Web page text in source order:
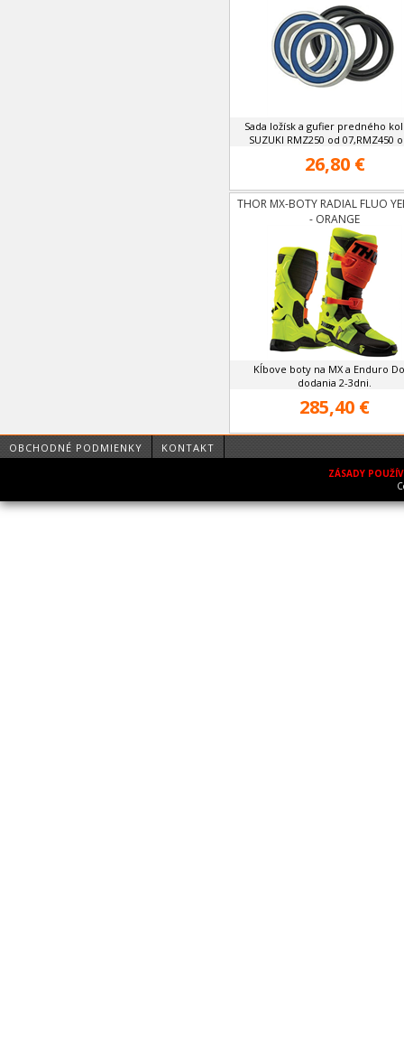
Sada ložísk a gufier predného
SUZUKI RMZ250 od 07,RMZ450
26,80 €
THOR MX-BOTY RADIAL FLUO
- ORANGE
Kĺbove boty na MX a Enduro
dodania 2-3dni.
285,40 €
OBCHODNÉ PODMIENKY KONTAKT
ZÁSADY